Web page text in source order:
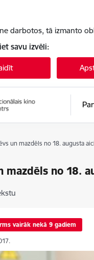
darbotos, tā izmanto
savu izvēli:
un mazdēls no 18. augusta
mazdēls no 18.
vairāk nekā 9 gadiem